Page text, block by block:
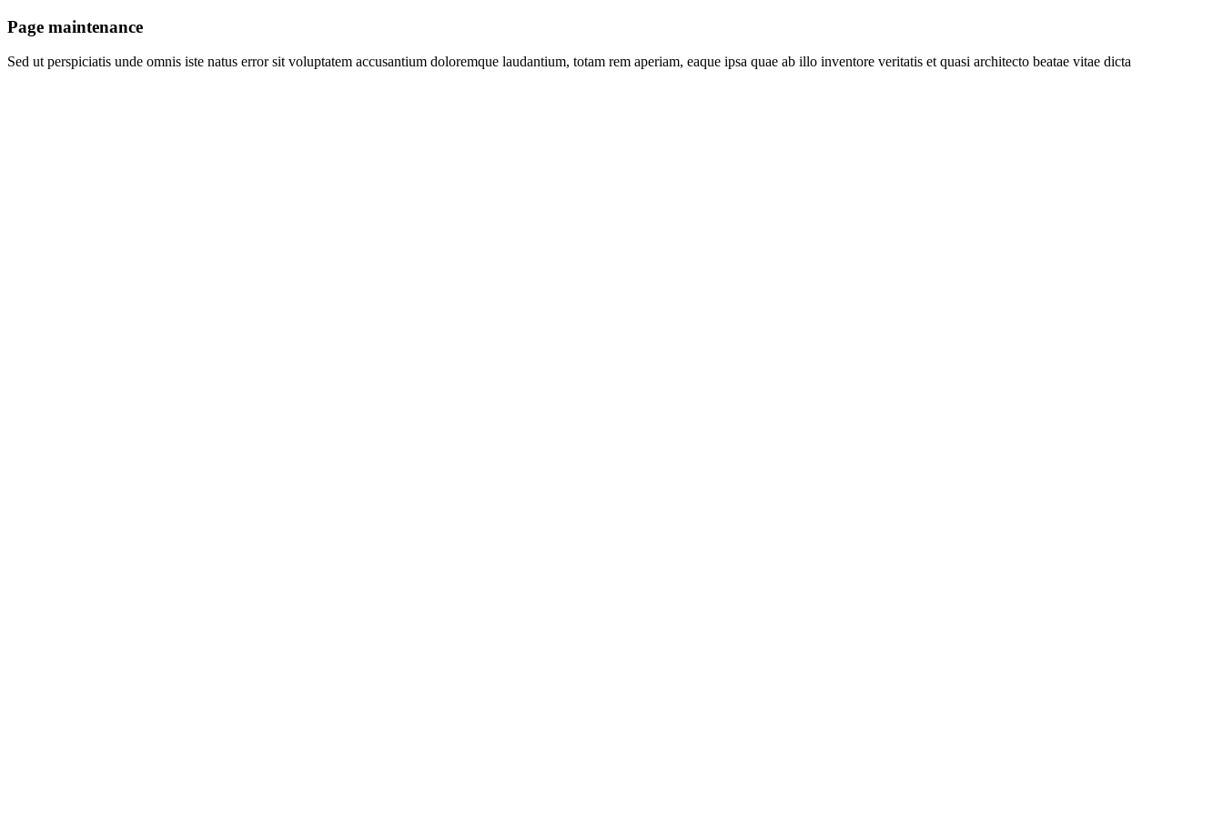
Page maintenance
Sed ut perspiciatis unde omnis iste natus error sit voluptatem accusantium doloremque laudantium, totam rem aperiam, eaque ipsa quae ab illo inventore veritatis et quasi architecto beatae vitae dicta